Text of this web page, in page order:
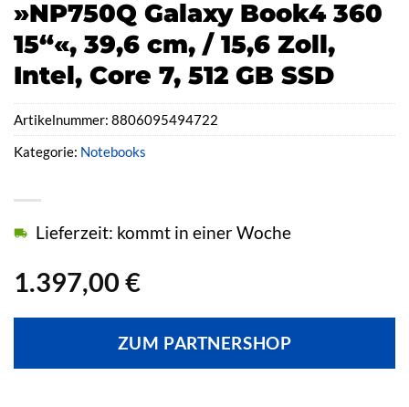
»NP750Q Galaxy Book4 360
15“«, 39,6 cm, / 15,6 Zoll,
Intel, Core 7, 512 GB SSD
1.397,00 €
Lieferzeit: kommt in einer Woche
ZUM PARTNERSHOP
Artikelnummer: 8806095494722
Kategorie: Notebooks